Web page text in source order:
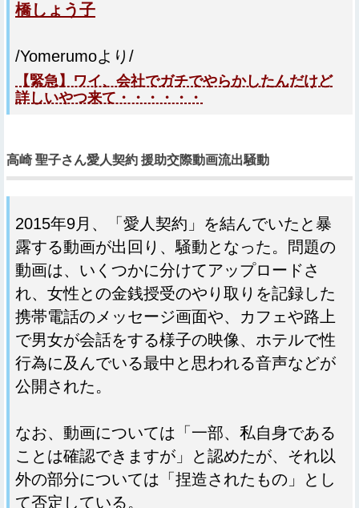
橋しょう子
/Yomerumoより/
【緊急】ワイ、会社でガチでやらかしたんだけど
詳しいやつ来て・・・・・・
高崎 聖子さん愛人契約 援助交際動画流出騒動
2015年9月、「愛人契約」を結んでいたと暴
露する動画が出回り、騒動となった。問題の
動画は、いくつかに分けてアップロードさ
れ、女性との金銭授受のやり取りを記録した
携帯電話のメッセージ画面や、カフェや路上
で男女が会話をする様子の映像、ホテルで性
行為に及んでいる最中と思われる音声などが
公開された。
なお、動画については「一部、私自身である
ことは確認できますが」と認めたが、それ以
外の部分については「捏造されたもの」とし
て否定している。